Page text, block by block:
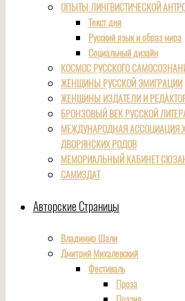
ОПЫТЫ ЛИНГВИСТИЧЕСКОЙ
Текст дня
Русский язык и образ мира
Социальный дизайн
КОСМОС РУССКОГО
ЖЕНЩИНЫ РУССКОЙ ЭМИГРАЦИИ
ЖЕНЩИНЫ ИЗДАТЕЛИ И
БРОНЗОВЫЙ ВЕК РУССКОЙ
МЕЖДУНАРОДНАЯ АССОЦИАЦИЯ
ДВОРЯНСКИХ РОДОВ
МЕМОРИАЛЬНЫЙ КАБИНЕТ
САМИЗДАТ
Авторские Страницы
Владимир Шали
Дмитрий Михалевский
Фестиваль
Проза